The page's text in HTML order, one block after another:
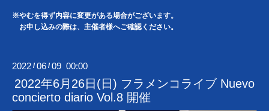
※やむを得ず内容に変更がある場合がございます。
お申し込みの際は、主催者様へご確認ください。
2022 /06 /09 00:00
2022年6月26日(日) フラメンコライブ Nuevo
concierto diario Vol.8 開催